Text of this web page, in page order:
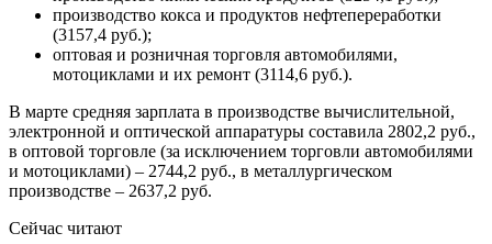
производство кокса и продуктов нефтепереработки
(3157,4 руб.);
оптовая и розничная торговля автомобилями,
мотоциклами и их ремонт (3114,6 руб.).
В марте средняя зарплата в производстве вычислительной,
электронной и оптической аппаратуры составила 2802,2 руб.,
в оптовой торговле (за исключением торговли автомобилями
и мотоциклами) – 2744,2 руб., в металлургическом
производстве – 2637,2 руб.
Сейчас читают